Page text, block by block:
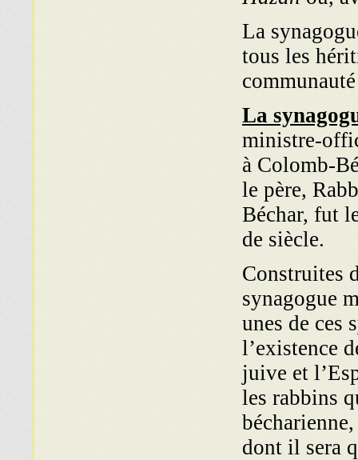
La
tous les
La
ministre-
à Colomb-
le père,
Béchar, fut
de siècle.
Construites
synagogue
unes de ces
l’existence
juive et
les rabbins
dont il sera